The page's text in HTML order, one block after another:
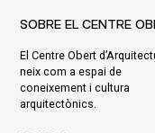
SOBRE EL CENTRE
El Centre Obert
neix com a espai de
coneixement i cultura
arquitectònics.